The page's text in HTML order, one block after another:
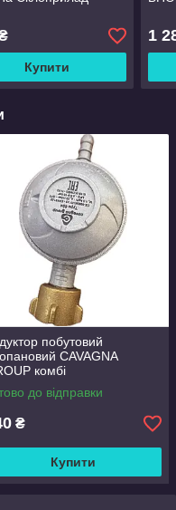
Купити
1
побутовий
CAVAGNA
комбі
до відправки
₴
Купити